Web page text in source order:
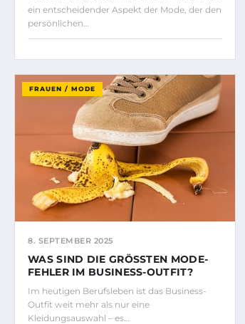
ein entscheidender Aspekt der Mode, der den
persönlichen…
FRAUEN / MODE
8. SEPTEMBER 2025
WAS SIND DIE GRÖSSTEN MODE-F
EHLER IM BUSINESS-OUTFIT?
Im heutigen Berufsleben ist das Business-
Outfit weit mehr als nur eine
Kleidungsauswahl – es…